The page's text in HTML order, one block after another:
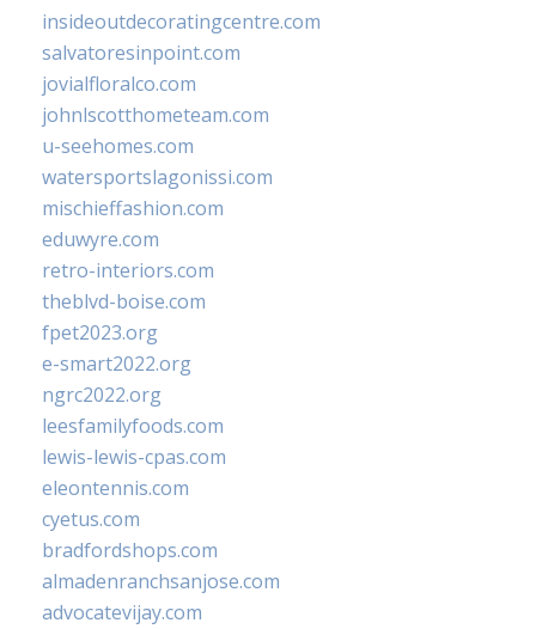
insideoutdecoratingcentre.com
salvatoresinpoint.com
jovialfloralco.com
johnlscotthometeam.com
u-seehomes.com
watersportslagonissi.com
mischieffashion.com
eduwyre.com
retro-interiors.com
theblvd-boise.com
fpet2023.org
e-smart2022.org
ngrc2022.org
leesfamilyfoods.com
lewis-lewis-cpas.com
eleontennis.com
cyetus.com
bradfordshops.com
almadenranchsanjose.com
advocatevijay.com